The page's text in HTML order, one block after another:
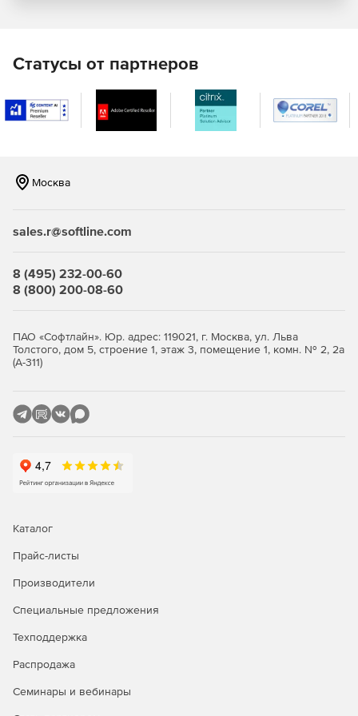
Образ виртуальной машины (программный продукт) на 5,
10, 15, 20, 25, 30, 40, 50, 60, 70, 80, 90, 100, 125, 150, 200,
250, 300, 350, 400, 500 и более 500 лицензий.
сетевой экран (Packet Filter) защищает шлюз и
интернет на пользователей, обеспечивает доступ к
система обнаружения и предотвращения вторжений
(IDS/IPS) распознает источники атак и атакуемые
популярным IP-адресам. Веб-прокси: Domains (по
посещенным доменам), URLs (по посещенным URL),
генерировавшим запросы на прокси). Утилиты
RRDtool: отчет по состоянию интернет-канала, по
трассировщика соединений сетевого экрана.
Мониторинг загрузки сетевых интерфейсов в
Системный журнал и syslog-ng);
управление пропускной способностью интернет-
пользователя, резервирование выделенной полосы
интернет-канала поровну между пользователями
Статусы от партнеров
Москва
sales.r@softline.com
8 (495) 232-00-60
8 (800) 200-08-60
ПАО «Софтлайн». Юр. адрес: 119021, г. Москва, ул. Льва
Толстого, дом 5, строение 1, этаж 3, помещение 1, комн. № 2, 2а
(А-311)
Каталог
Прайс-листы
Производители
Специальные предложения
Техподдержка
Распродажа
Семинары и вебинары